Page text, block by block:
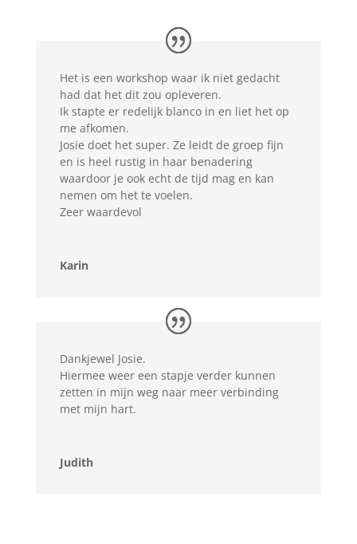
Het is een workshop waar ik niet gedacht
had dat het dit zou opleveren.
Ik stapte er redelijk blanco in en liet het op
me afkomen.
Josie doet het super. Ze leidt de groep fijn
en is heel rustig in haar benadering
waardoor je ook echt de tijd mag en kan
nemen om het te voelen.
Zeer waardevol
Karin
Dankjewel Josie.
Hiermee weer een stapje verder kunnen
zetten in mijn weg naar meer verbinding
met mijn hart.
Judith